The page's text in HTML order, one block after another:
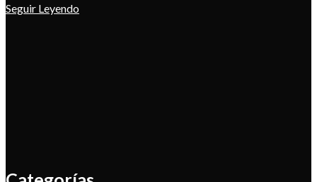
Seguir Leyendo